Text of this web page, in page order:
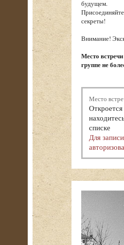
будущем.
секреты!
Внимание!
Место
группе не
Место
списке
Для